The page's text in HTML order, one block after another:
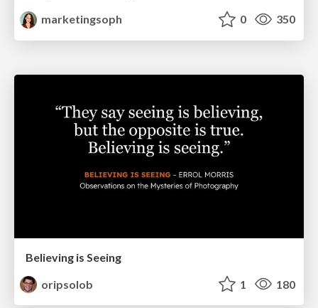
marketingsoph
0 350
Believing is Seeing
oripsolob
1 180